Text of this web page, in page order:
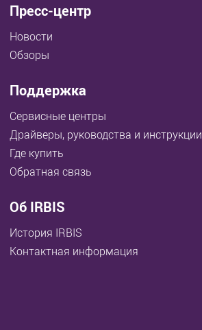
Пресс-центр
Новости
Обзоры
Поддержка
Сервисные центры
Драйверы, руководства и инструкции
Где купить
Обратная связь
Об IRBIS
История IRBIS
Контактная информация